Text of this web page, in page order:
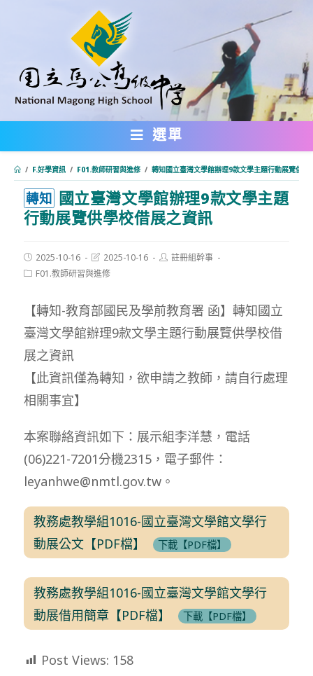
內
選單
/ F.好學資訊 / F01.教師研習與進修 / 轉知國立臺灣文學館辦理9款文學主題行動展覽供學
轉知 國立臺灣文學館辦理9款文學主題
行動展覽供學校借展之資訊
Post
published:
2025-10-16
Post
last
modified:
2025-10-16
Post註冊組幹事
PostF01.教師研習與進修
【轉知-教育部國民及學前教育署 函】轉知國立
臺灣文學館辦理9款文學主題行動展覽供學校借
展之資訊
【此資訊僅為轉知，欲申請之教師，請自行處理
相關事宜】
本案聯絡資訊如下：展示組李洋慧，電話
(06)221-7201分機2315，電子郵件：
leyanhwe@nmtl.gov.tw。
教務處教學組1016-國立臺灣文學館文學行
動展公文【PDF檔】
下載【PDF檔】
教務處教學組1016-國立臺灣文學館文學行
動展借用簡章【PDF檔】
下載【PDF檔】
Post Views: 158